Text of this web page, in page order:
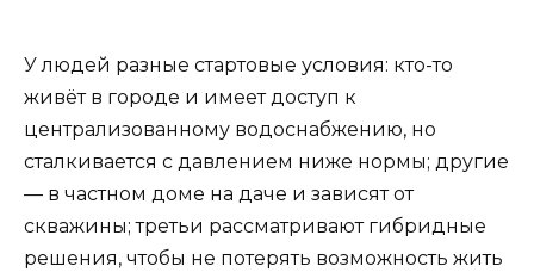
У людей разные стартовые условия: кто-то
живёт в городе и имеет доступ к
централизованному водоснабжению, но
сталкивается с давлением ниже нормы; другие
— в частном доме на даче и зависят от
скважины; третьи рассматривают гибридные
решения, чтобы не потерять возможность жить